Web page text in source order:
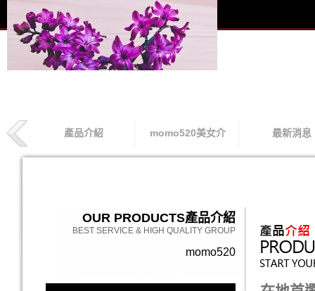
產品介紹 momo520美女介 最新消息
索取專線
OUR PRODUCTS產品介紹
BEST SERVICE & HIGH QUALITY GROUP
momo520